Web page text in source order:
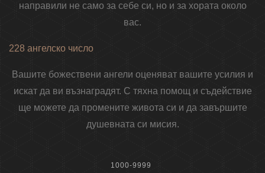
направили не само за себе си, но и за хората около
вас.
228 ангелско число
Вашите божествени ангели оценяват вашите усилия и
искат да ви възнаградят. С тяхна помощ и съдействие
ще можете да промените живота си и да завършите
душевната си мисия.
1000-9999